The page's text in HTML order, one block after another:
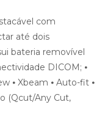
com
até dois
bateria removível
DICOM; ⦁
⦁ Xbeam ⦁ Auto-fit ⦁
(Qcut/Any Cut,